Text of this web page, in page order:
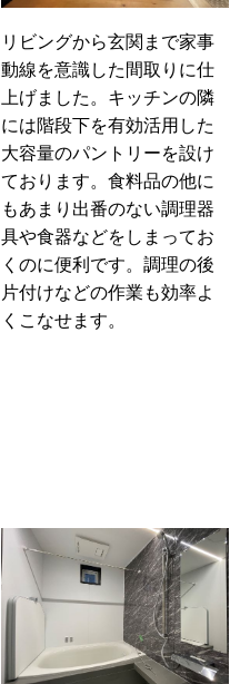
リビングから玄関まで家事
動線を意識した間取りに仕
上げました。キッチンの隣
には階段下を有効活用した
大容量のパントリーを設け
ております。食料品の他に
もあまり出番のない調理器
具や食器などをしまってお
くのに便利です。調理の後
片付けなどの作業も効率よ
くこなせます。